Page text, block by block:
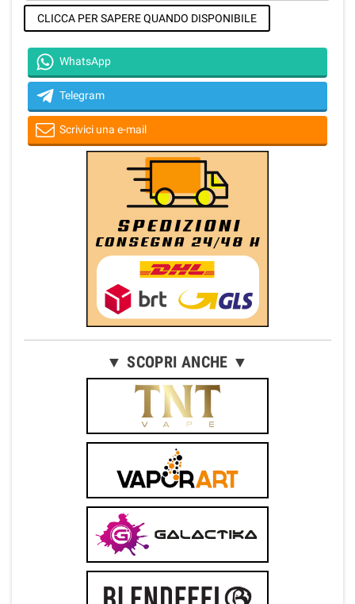
CLICCA PER SAPERE QUANDO DISPONIBILE
WhatsApp
Telegram
Scrivici una e-mail
▼ SCOPRI ANCHE ▼